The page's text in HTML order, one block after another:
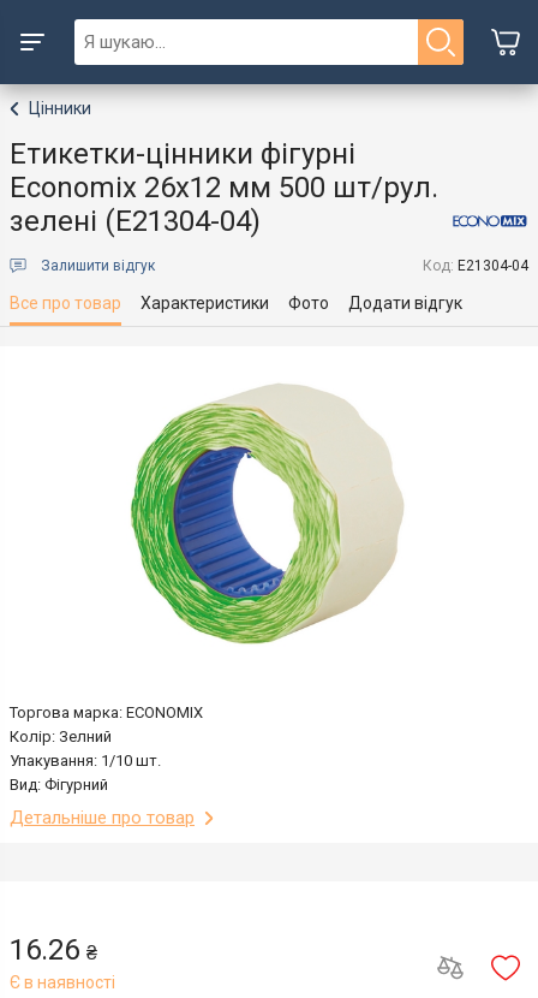
Цінники
Етикетки-цінники фігурні
Economix 26х12 мм 500 шт/рул.
зелені (E21304-04)
Залишити відгук Код: E21304-04
Все про товар Характеристики Фото Додати відгук
Торгова марка: ECONOMIX
Колір: Зелний
Упакування: 1/10 шт.
Вид: Фігурний
Детальніше про товар
16.26 ₴
Є в наявності